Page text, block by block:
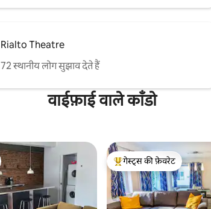
Rialto Theatre
72 स्थानीय लोग सुझाव देते हैं
वाईफ़ाई वाले काँडो
गेस्ट्स का टॉप फ़ेवरेट
गेस्ट्स की फ़ेवरेट